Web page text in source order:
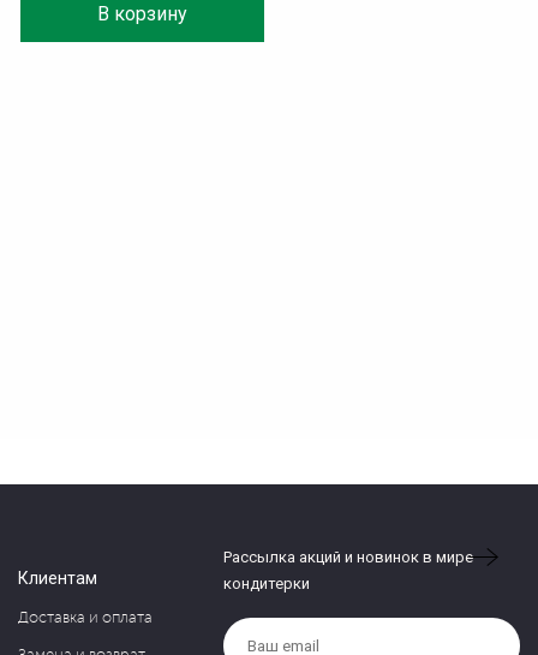
В корзину
Клиентам
Доставка и оплата
Рассылка акций и новинок в мире
кондитерки